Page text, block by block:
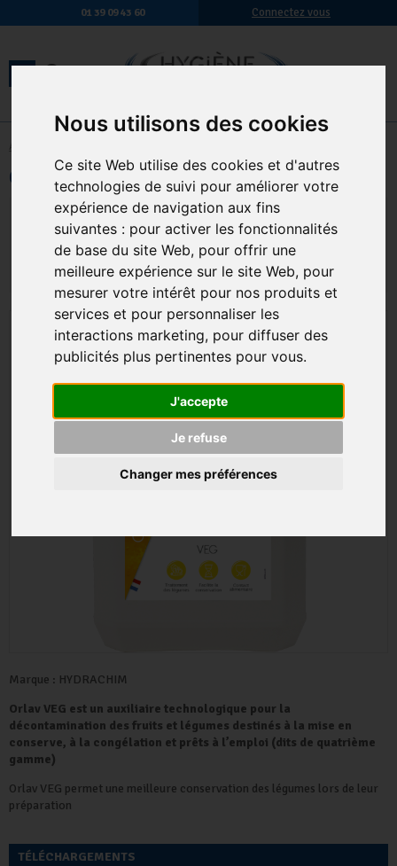
Nous utilisons des cookies
Ce site Web utilise des cookies et d'autres
technologies de suivi pour améliorer votre
expérience de navigation aux fins
suivantes : pour activer les fonctionnalités
de base du site Web, pour offrir une
meilleure expérience sur le site Web, pour
mesurer votre intérêt pour nos produits et
services et pour personnaliser les
interactions marketing, pour diffuser des
publicités plus pertinentes pour vous.
J'accepte
Je refuse
Changer mes préférences
01 39 09 43 60 Connectez vous
Marque : HYDRACHIM
Orlav VEG est un auxiliaire technologique pour la
décontamination des fruits et légumes destinés à la mise en
conserve, à la congélation et prêts à l’emploi (dits de quatrième
gamme)
Orlav VEG permet une meilleure conservation des légumes lors de leur
préparation
Orlav VEG 2.6% Le Bidon De 5 Litres
:
15,33 € HT 18,40 € TTC
AJOUTER AU PANIER
TÉLÉCHARGEMENTS